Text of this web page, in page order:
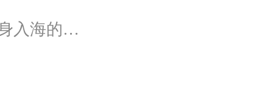
从美学和立体学展现空间存在感，模拟出美人鱼翻身入海的灵动意韵，将视觉效果铺延至海平面，既交织出柔和梦幻质感，又如浪花般波光伏动，熠熠闪耀。